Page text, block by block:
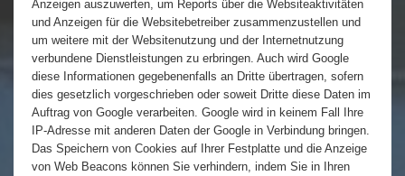
Anzeigen auszuwerten, um Reports über die Websiteaktivitäten
und Anzeigen für die Websitebetreiber zusammenzustellen und
um weitere mit der Websitenutzung und der Internetnutzung
verbundene Dienstleistungen zu erbringen. Auch wird Google
diese Informationen gegebenenfalls an Dritte übertragen, sofern
dies gesetzlich vorgeschrieben oder soweit Dritte diese Daten im
Auftrag von Google verarbeiten. Google wird in keinem Fall Ihre
IP-Adresse mit anderen Daten der Google in Verbindung bringen.
Das Speichern von Cookies auf Ihrer Festplatte und die Anzeige
von Web Beacons können Sie verhindern, indem Sie in Ihren